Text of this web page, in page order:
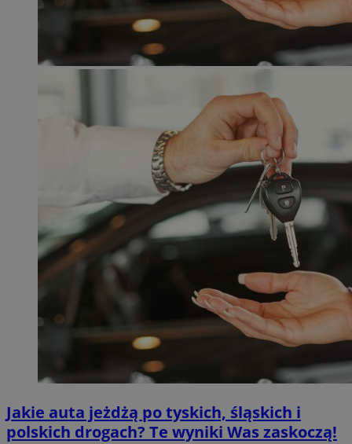
Jakie auta jeżdżą po tyskich, śląskich i
polskich drogach? Te wyniki Was zaskoczą!